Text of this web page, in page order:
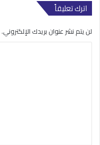
اترك تعليقاً
لن يتم نشر عنوان بريدك الإلكتروني.